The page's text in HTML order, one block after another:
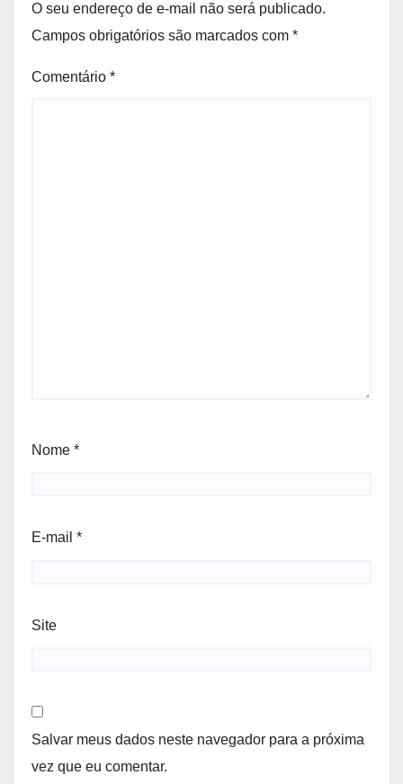
O seu endereço de e-mail não será publicado.
Campos obrigatórios são marcados com *
Comentário *
Nome *
E-mail *
Site
Salvar meus dados neste navegador para a próxima
vez que eu comentar.